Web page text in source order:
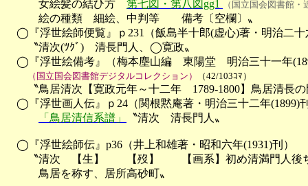
女絵髪の結ひ方 第七図・第八図gg1 （国立国会図書館
絵の種類　細絵、中判等　　備考〔空欄〕〟
◯『浮世絵師便覧』ｐ231（飯島半十郎(虚心)著・明治二十
〝清次(ﾂｸﾞ)　清長門人、◯寛政〟
◯『浮世絵備考』（梅本塵山編　東陽堂　明治三十一年
（国立国会図書館デジタルコレクション） （42/103ｺﾏ）
〝鳥居清次【寛政元年～十二年　1789-1800】鳥居清長の
◯『浮世画人伝』ｐ24（関根黙庵著・明治三十二年(1899)
「鳥居清信系譜」
〝清次　清長門人〟
◯『浮世絵師伝』p36（井上和雄著・昭和六年(1931)刊）
〝清次　【生】　　【歿】　　【画系】初め清満門人後